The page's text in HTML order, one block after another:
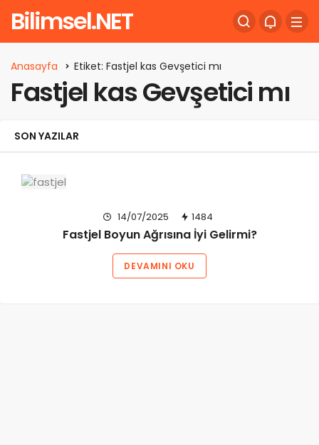
Bilimsel.NET
Anasayfa Etiket: Fastjel kas Gevşetici mı
Fastjel kas Gevşetici mı
SON YAZILAR
14/07/2025 1484
Fastjel Boyun Ağrısına İyi Gelirmi?
DEVAMINI OKU